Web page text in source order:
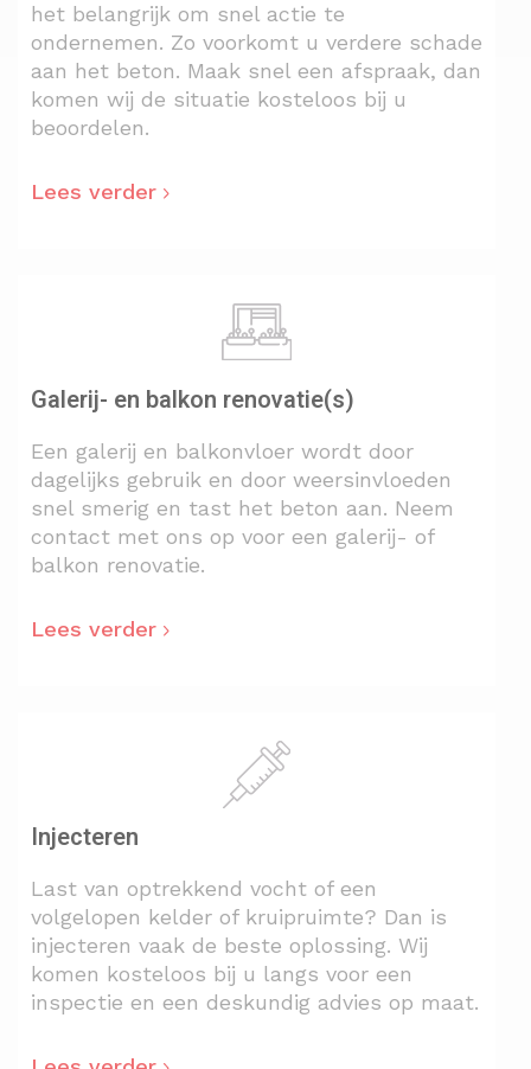
het belangrijk om snel actie te
ondernemen. Zo voorkomt u verdere schade
aan het beton. Maak snel een afspraak, dan
komen wij de situatie kosteloos bij u
beoordelen.
Lees verder
Galerij- en balkon renovatie(s)
Een galerij en balkonvloer wordt door
dagelijks gebruik en door weersinvloeden
snel smerig en tast het beton aan. Neem
contact met ons op voor een galerij- of
balkon renovatie.
Lees verder
Injecteren
Last van optrekkend vocht of een
volgelopen kelder of kruipruimte? Dan is
injecteren vaak de beste oplossing. Wij
komen kosteloos bij u langs voor een
inspectie en een deskundig advies op maat.